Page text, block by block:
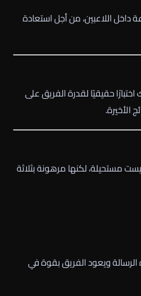
اللاعبين، من أجل استعادة
اختبارًا حقيقيًا لقدرة الفريق على
الأخيرة.
مستحيلة، لكنها مرهونة بثلاثة
ويعود الفريق بقوة في